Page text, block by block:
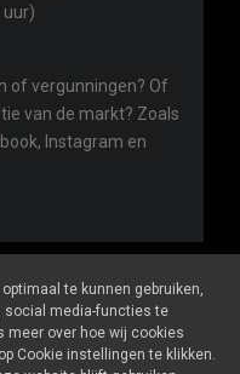
uur)
of vergunningen? Of
van de markt? Zoals
Instagram en
van De Markt Online
te kunnen gebruiken,
social media-functies te
meer over hoe wij cookies
Cookie instellingen te klikken.